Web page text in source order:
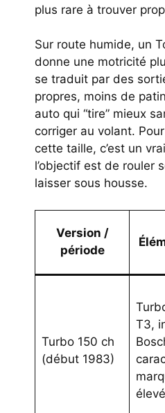
plus rare à trouver
Sur route humide, un
donne une motricité
se traduit par des
propres, moins de
auto qui “tire” mieux
corriger au volant.
cette taille, c’est un
l’objectif est de rouler
laisser sous housse.
Version /
période
Turbo 150 ch
(début 1983)
T3,